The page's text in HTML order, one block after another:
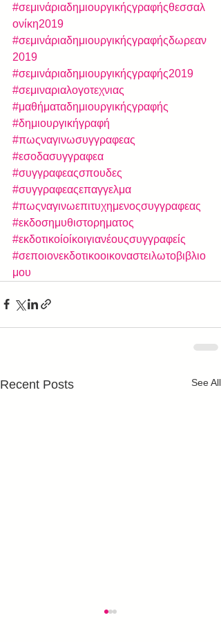
#σεμινάριαδημιουργικήςγραφήςθεσσαλ
ονίκη2019
#σεμινάριαδημιουργικήςγραφήςδωρεαν
2019
#σεμινάριαδημιουργικήςγραφής2019
#σεμιναριαλογοτεχνιας
#μαθήματαδημιουργικήςγραφής
#δημιουργικήγραφή
#πωςναγινωσυγγραφεας
#εσοδασυγγραφεα
#συγγραφεαςσπουδες
#συγγραφεαςεπαγγελμα
#πωςναγινωεπιτυχημενοςσυγγραφεας
#εκδοσημυθιστορηματος
#εκδοτικοίοίκοιγιανέουςσυγγραφείς
#σεποιονεκδοτικοοικοναστειλωτοβιβλιο
μου
Recent Posts See All